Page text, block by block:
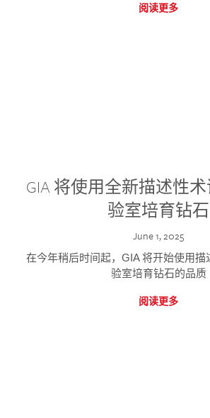
阅读更多
GIA 将使用全新描述性
验室培育钻石
June 1, 2025
在今年稍后时间起，GIA 将开始使用描
验室培育钻石的品质
阅读更多